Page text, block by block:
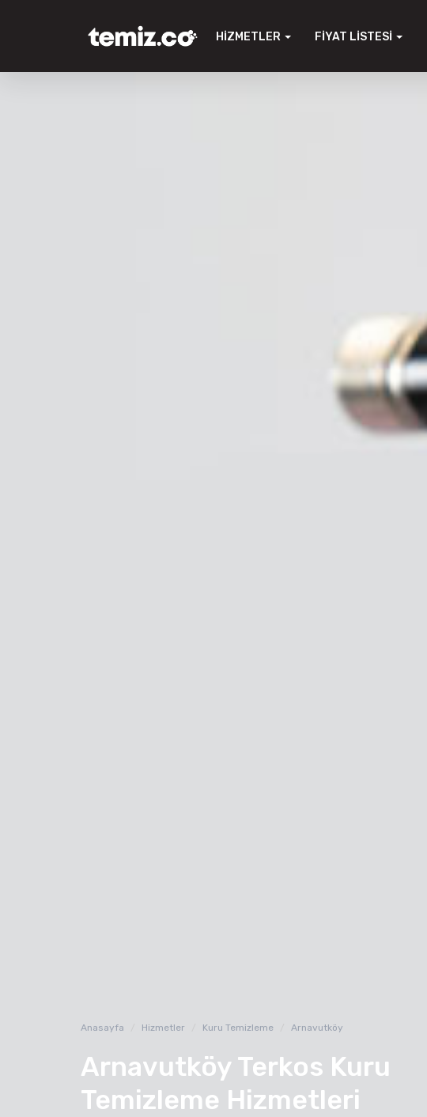
HIZMETLER FIYAT LISTESI
Anasayfa Hizmetler Kuru Temizleme Arnavutköy
Arnavutköy Terkos Kuru
Temizleme Hizmetleri